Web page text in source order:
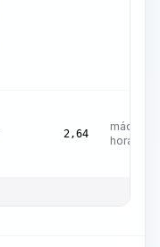
2,64
máquina-
hora